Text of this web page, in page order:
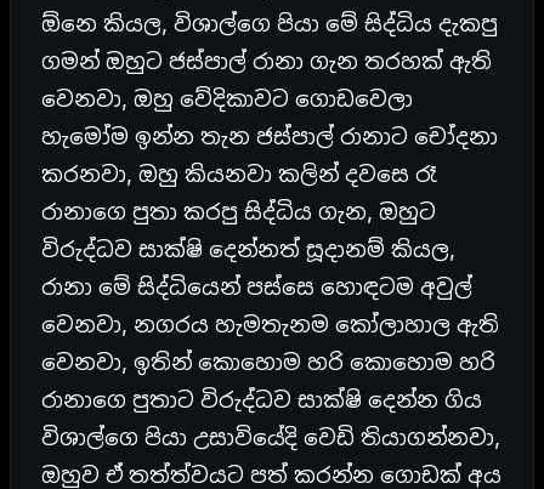
ඕනෙ කියල, විශාල්ගෙ පියා මේ සිද්ධිය දැකපු
ගමන් ඔහුට ජස්පාල් රානා ගැන තරහක් ඇති
වෙනවා, ඔහු වේදිකාවට ගොඩවෙලා
හැමෝම ඉන්න තැන ජස්පාල් රානාට චෝදනා
කරනවා, ඔහු කියනවා කලින් දවසෙ රෑ
රානාගෙ පුතා කරපු සිද්ධිය ගැන, ඔහුට
විරුද්ධව සාක්ෂි දෙන්නත් සූදානම් කියල,
රානා මේ සිද්ධියෙන් පස්සෙ හොඳටම අවුල්
වෙනවා, නගරය හැමතැනම කෝලාහාල ඇති
වෙනවා, ඉතින් කොහොම හරි කොහොම හරි
රානාගෙ පුතාට විරුද්ධව සාක්ෂි දෙන්න ගිය
විශාල්ගෙ පියා උසාවියේදි වෙඩි තියාගන්නවා,
ඔහුව ඒ තත්ත්වයට පත් කරන්න ගොඩක් අය